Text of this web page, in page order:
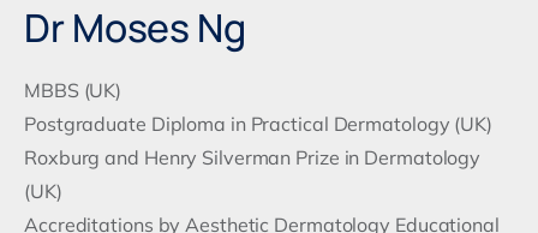
Dr Moses Ng
MBBS (UK)
Postgraduate Diploma in Practical Dermatology (UK)
Roxburg and Henry Silverman Prize in Dermatology
(UK)
Accreditations by Aesthetic Dermatology Educational